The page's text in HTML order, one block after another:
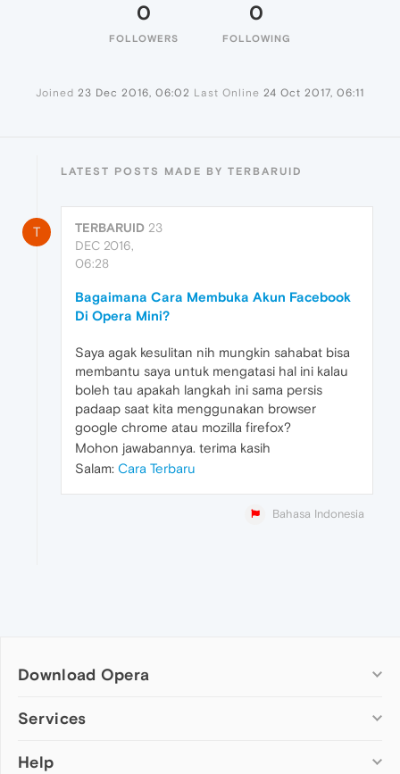
0
FOLLOWERS
0
FOLLOWING
Joined 23 Dec 2016, 06:02 Last Online 24 Oct 2017, 06:11
LATEST POSTS MADE BY TERBARUID
T TERBARUID 23
DEC 2016,
06:28
Bagaimana Cara Membuka Akun Facebook
Di Opera Mini?
Saya agak kesulitan nih mungkin sahabat bisa
membantu saya untuk mengatasi hal ini kalau
boleh tau apakah langkah ini sama persis
padaap saat kita menggunakan browser
google chrome atau mozilla firefox?
Mohon jawabannya. terima kasih
Salam: Cara Terbaru
Bahasa Indonesia
Download Opera
Computer browsers
Opera for Mac
Services
Add-ons
Help